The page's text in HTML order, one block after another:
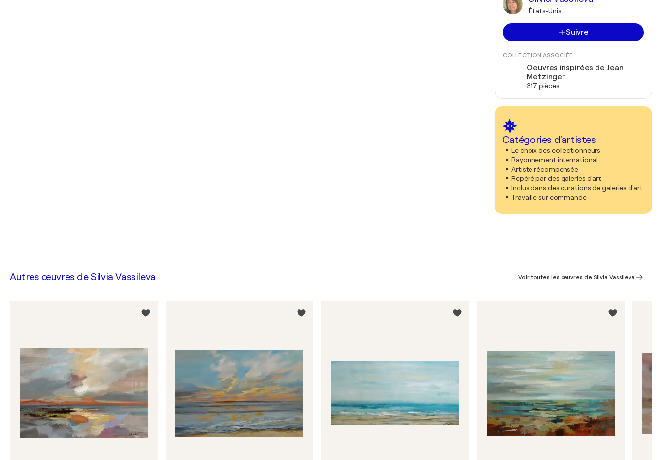
États-Unis
Suivre
COLLECTION ASSOCIÉE
Oeuvres inspirées de Jean
Metzinger
317 pièces
Catégories d'artistes
Le choix des collectionneurs
Rayonnement international
Artiste récompensée
Repéré par des galeries d'art
Inclus dans des curations de galeries d'art
Travaille sur commande
Autres œuvres deSilvia Vassileva Voir toutes les œuvres de Silvia Vassileva